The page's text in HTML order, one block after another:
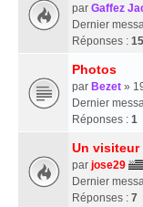
par Gaffez
Dernier
Réponses : 15
Photos
par Bezet »
Dernier
Réponses : 1
Un visiteur
par jose29
Dernier
Réponses : 7